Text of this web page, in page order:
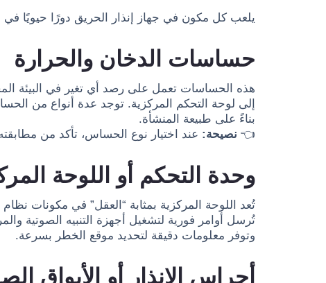
يلعب كل مكون في جهاز إنذار الحريق دورًا حيويًا في
حساسات الدخان والحرارة
هذه الحساسات تعمل على رصد أي تغير في البيئة
إلى لوحة التحكم المركزية. توجد عدة أنواع من
بناءً على طبيعة المنشأة.
👈 نصيحة: عند اختيار نوع الحساس، تأكد من
وحدة التحكم أو اللوحة
تُعد اللوحة المركزية بمثابة “العقل” في مكونات
تُرسل أوامر فورية لتشغيل أجهزة التنبيه الصوتية
وتوفر معلومات دقيقة لتحديد موقع الخطر بسرعة.
أجراس الإنذار أو الأبواق